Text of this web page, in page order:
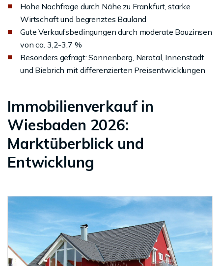
Hohe Nachfrage durch Nähe zu Frankfurt, starke
Wirtschaft und begrenztes Bauland
Gute Verkaufsbedingungen durch moderate Bauzinsen
von ca. 3,2-3,7 %
Besonders gefragt: Sonnenberg, Nerotal, Innenstadt
und Biebrich mit differenzierten Preisentwicklungen
Immobilienverkauf in
Wiesbaden 2026:
Marktüberblick und
Entwicklung